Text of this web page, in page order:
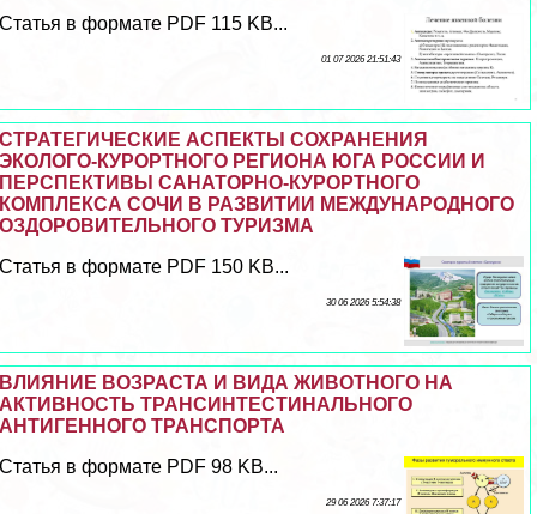
Статья в формате PDF 115 KB...
01 07 2026 21:51:43
СТРАТЕГИЧЕСКИЕ АСПЕКТЫ СОХРАНЕНИЯ
ЭКОЛОГО-КУРОРТНОГО РЕГИОНА ЮГА РОССИИ И
ПЕРСПЕКТИВЫ САНАТОРНО-КУРОРТНОГО
КОМПЛЕКСА СОЧИ В РАЗВИТИИ МЕЖДУНАРОДНОГО
ОЗДОРОВИТЕЛЬНОГО ТУРИЗМА
Статья в формате PDF 150 KB...
30 06 2026 5:54:38
ВЛИЯНИЕ ВОЗРАСТА И ВИДА ЖИВОТНОГО НА
АКТИВНОСТЬ ТРАНСИНТЕСТИНАЛЬНОГО
АНТИГЕННОГО ТРАНСПОРТА
Статья в формате PDF 98 KB...
29 06 2026 7:37:17